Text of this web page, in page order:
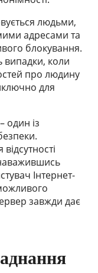
людьми,
адресами та
блокування.
випадки, коли
про людину
для
один із
Інтернет-
завжди дає